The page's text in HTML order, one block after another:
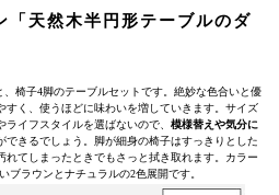
「天然木半円形テーブルのダ
椅子4脚のテーブルセットです。絶妙な色合いと優
すく、使うほどに味わいを増していきます。サイズ
イフスタイルを選ばないので、 模様替えや気分に
できるでしょう。脚が細身の椅子はすっきりとした
れてしまったときでもさっと拭き取れます。カラー
ブラウンとナチュラルの2色展開です。